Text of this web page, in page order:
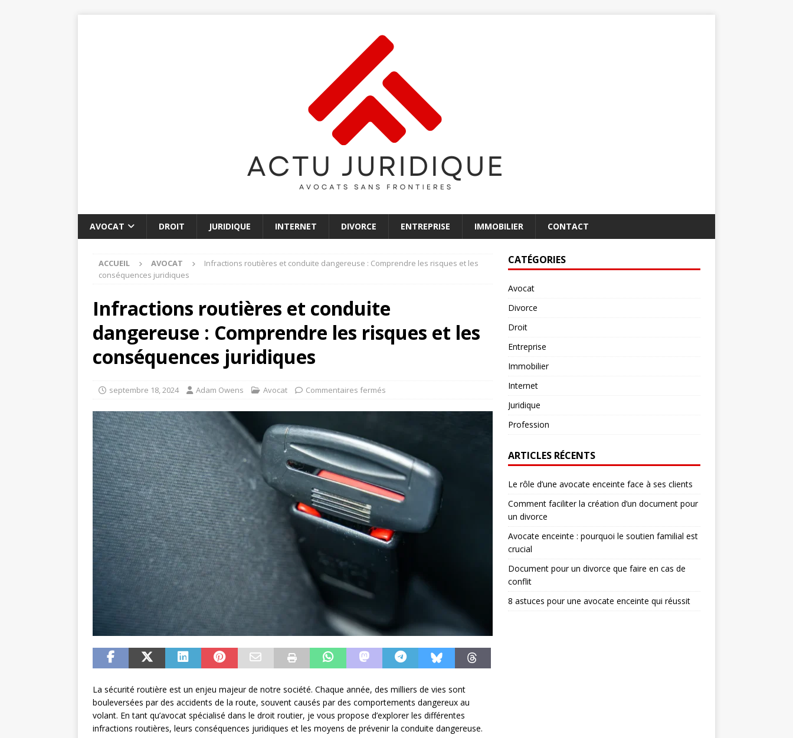
AVOCAT DROIT JURIDIQUE INTERNET DIVORCE ENTREPRISE IMMOBILIER CONTACT
ACCUEIL AVOCAT
Infractions routières et conduite dangereuse : Comprendre les risques et les
conséquences juridiques
Infractions routières et conduite
dangereuse : Comprendre les risques et les
conséquences juridiques
septembre 18, 2024 Adam Owens Avocat Commentaires fermés
La sécurité routière est un enjeu majeur de notre société. Chaque année, des milliers de vies sont
bouleversées par des accidents de la route, souvent causés par des comportements dangereux au
volant. En tant qu’avocat spécialisé dans le droit routier, je vous propose d’explorer les différentes
infractions routières, leurs conséquences juridiques et les moyens de prévenir la conduite dangereuse.
CATÉGORIES
Avocat
Divorce
Droit
Entreprise
Immobilier
Internet
Juridique
Profession
ARTICLES RÉCENTS
Le rôle d’une avocate enceinte face à ses clients
Comment faciliter la création d’un document pour
un divorce
Avocate enceinte : pourquoi le soutien familial est
crucial
Document pour un divorce que faire en cas de
conflit
8 astuces pour une avocate enceinte qui réussit